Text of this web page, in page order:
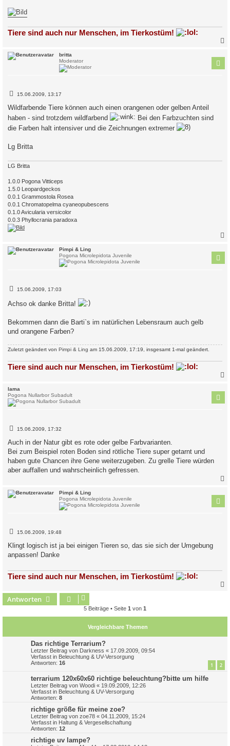
Tiere sind auch nur Menschen, im Tierkostüm!
britta
Moderator
B
i
t
r
g
15.06.2009, 13:17
Wildfarbende Tiere können auch einen orangenen oder gelben Anteil
haben - sind trotzdem wildfarbend
Bei den Farbzuchten sind
die Farben halt intensiver und die Zeichnungen extremer
Lg Britta
LG Britta
1.0.0 Pogona Vitticeps
1.5.0 Leopardgeckos
0.0.1 Grammostola Rosea
0.0.1 Chromatopelma cyaneopubescens
0.1.0 Avicularia versicolor
0.0.3 Phyllocrania paradoxa
Pimpi & Ling
Pogona Microlepidota Juvenile
B
t
a
g
15.06.2009, 17:03
Achso ok danke Britta!
Bekommen dann die Barti`s im natürlichen Lebensraum auch gelb
und orangene Farben?
Zuletzt geändert von Pimpi & Ling am 15.06.2009, 17:19, insgesamt 1-mal geändert.
Tiere sind auch nur Menschen, im Tierkostüm!
lama
Pogona Nullarbor Subadult
B
t
r
a
g
15.06.2009, 17:32
Auch in der Natur gibt es rote oder gelbe Farbvarianten.
Bei zum Beispiel roten Boden sind rötliche Tiere super getarnt und
haben gute Chancen ihre Gene weiterzugeben. Zu grelle Tiere würden
aber auffallen und wahrscheinlich gefressen.
Pimpi & Ling
Pogona Microlepidota Juvenile
B
i
t
r
15.06.2009, 19:48
Klingt logisch ist ja bei einigen Tieren so, das sie sich der Umgebung
anpassen! Danke
Tiere sind auch nur Menschen, im Tierkostüm!
Antworten
5 Beiträge • Seite 1 von 1
Vergleichbare Themen
Das richtige Terrarium?
Letzter Beitrag von Darkness « 17.09.2009, 09:54
Verfasst in Beleuchtung & UV-Versorgung
Antworten: 16 1 2
terrarium 120x60x60 richtige beleuchtung?bitte um hilfe
Letzter Beitrag von Woodi « 19.09.2009, 12:26
Verfasst in Beleuchtung & UV-Versorgung
Antworten: 8
richtige größe für meine zoe?
Letzter Beitrag von zoe78 « 04.11.2009, 15:24
Verfasst in Haltung & Vergesellschaftung
Antworten: 12
richtige uv lampe?